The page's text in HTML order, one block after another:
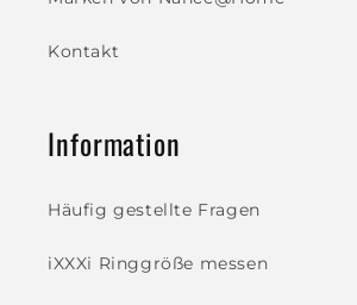
Kontakt
Information
Häufig gestellte Fragen
iXXXi Ringgröße messen